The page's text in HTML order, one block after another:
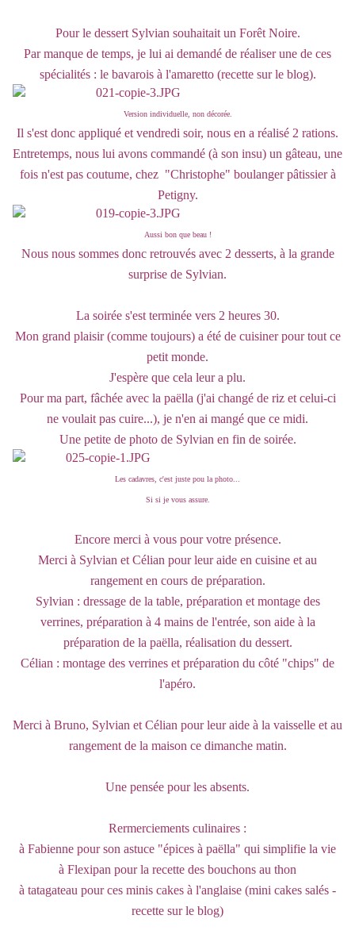
Pour le dessert Sylvian souhaitait un Forêt Noire.
Par manque de temps, je lui ai demandé de réaliser une de ces
spécialités : le bavarois à l'amaretto (recette sur le blog).
Version individuelle, non décorée.
Il s'est donc appliqué et vendredi soir, nous en a réalisé 2 rations.
Entretemps, nous lui avons commandé (à son insu) un gâteau, une
fois n'est pas coutume, chez "Christophe" boulanger pâtissier à
Petigny.
Aussi bon que beau !
Nous nous sommes donc retrouvés avec 2 desserts, à la grande
surprise de Sylvian.
La soirée s'est terminée vers 2 heures 30.
Mon grand plaisir (comme toujours) a été de cuisiner pour tout ce
petit monde.
J'espère que cela leur a plu.
Pour ma part, fâchée avec la paëlla (j'ai changé de riz et celui-ci
ne voulait pas cuire...), je n'en ai mangé que ce midi.
Une petite de photo de Sylvian en fin de soirée.
Les cadavres, c'est juste pou la photo...
Si si je vous assure.
Encore merci à vous pour votre présence.
Merci à Sylvian et Célian pour leur aide en cuisine et au
rangement en cours de préparation.
Sylvian : dressage de la table, préparation et montage des
verrines, préparation à 4 mains de l'entrée, son aide à la
préparation de la paëlla, réalisation du dessert.
Célian : montage des verrines et préparation du côté "chips" de
l'apéro.
Merci à Bruno, Sylvian et Célian pour leur aide à la vaisselle et au
rangement de la maison ce dimanche matin.
Une pensée pour les absents.
Rermerciements culinaires :
à Fabienne pour son astuce "épices à paëlla" qui simplifie la vie
à Flexipan pour la recette des bouchons au thon
à tatagateau pour ces minis cakes à l'anglaise (mini cakes salés -
recette sur le blog)